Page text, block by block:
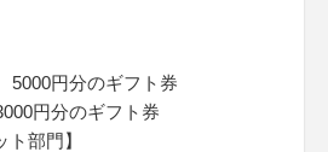
円分のギフト券
円分のギフト券
ト部門】